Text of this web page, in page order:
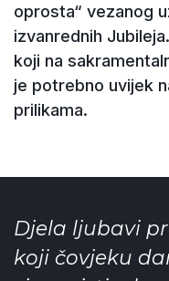
oprosta“ vezanog
izvanrednih
koji na
je potrebno uvijek
prilikama.
Djela ljubavi
koji čovjeku